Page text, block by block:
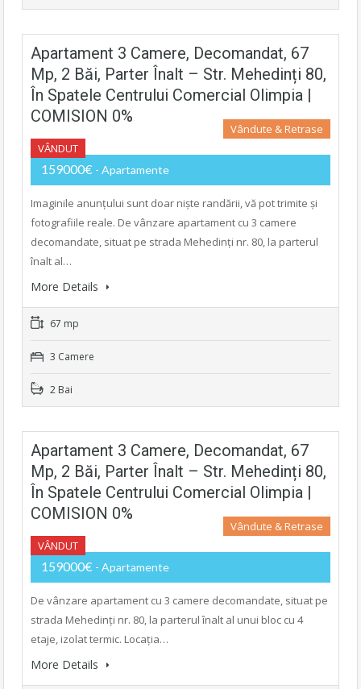
Apartament 3 Camere, Decomandat, 67
Mp, 2 Băi, Parter Înalt – Str. Mehedinți 80,
În Spatele Centrului Comercial Olimpia |
COMISION 0%
VÂNDUT
Vândute & Retrase
159000€ - Apartamente
Imaginile anunțului sunt doar niște randării, vă pot trimite și
fotografiile reale. De vânzare apartament cu 3 camere
decomandate, situat pe strada Mehedinți nr. 80, la parterul
înalt al…
More Details
67 mp
3 Camere
2 Bai
Apartament 3 Camere, Decomandat, 67
Mp, 2 Băi, Parter Înalt – Str. Mehedinți 80,
În Spatele Centrului Comercial Olimpia |
COMISION 0%
VÂNDUT
Vândute & Retrase
159000€ - Apartamente
De vânzare apartament cu 3 camere decomandate, situat pe
strada Mehedinți nr. 80, la parterul înalt al unui bloc cu 4
etaje, izolat termic. Locația…
More Details